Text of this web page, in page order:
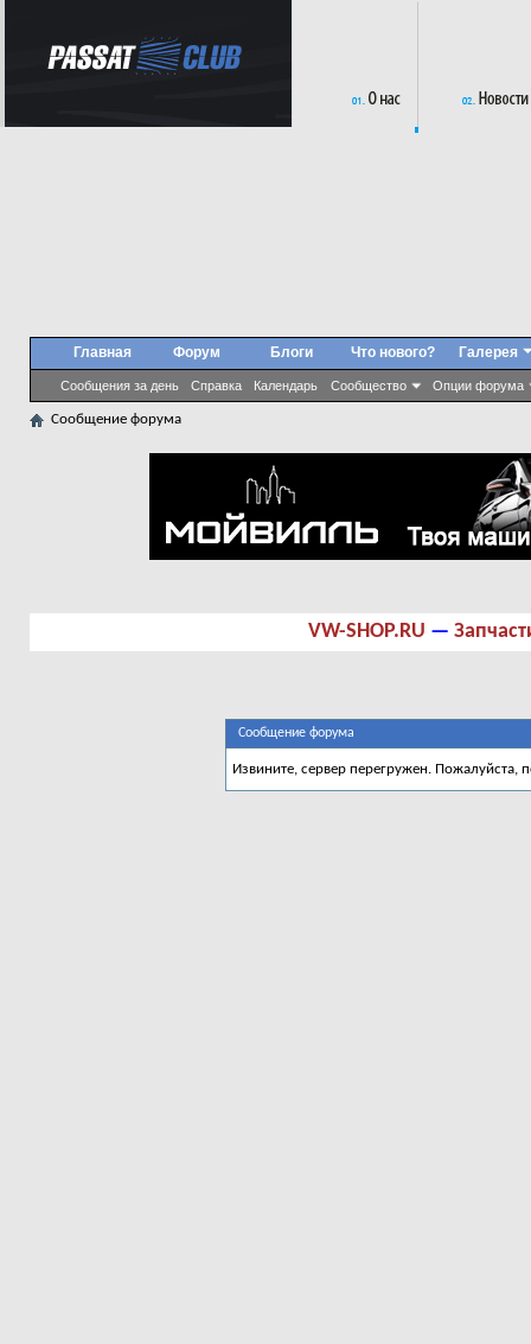
Главная Форум
Сообщения за день Справка Календарь Сообщество Опции форума
Блоги Что нового? Галерея
Сообщение форума
VW-SHOP.RU —
Сообщение форума
Извините, сервер перегружен. Пожалуйста,